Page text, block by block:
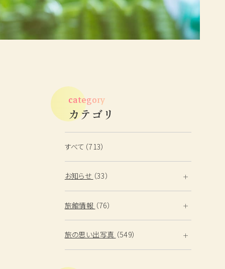
鳥取・島根観光情報
ベストレート宣言
フォトギャラリー
よくあるご質問
category
カテゴリ
すべて（713）
お知らせ （33）
旅館情報 （76）
旅の思い出写真 （549）